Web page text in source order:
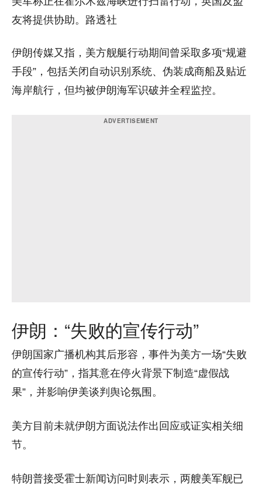
友将提供协助。路透社
伊朗传媒又指，美方舰艇行动期间曾采取多项“规避
手段”，包括关闭自动识别系统、伪装成商船及贴近
海岸航行，但均被伊朗海军识破并全程监控。
伊朗：“失败的宣传行动”
伊朗国家广播机构其后形容，事件为美方一场“失败
的宣传行动”，指其意在停火背景下制造“虚假战
果”，并影响伊美谈判舆论氛围。
美方目前未就伊朗方面说法作出回应或证实相关细
节。
特朗普接受霍士新闻访问时则表示，两艘美军舰已